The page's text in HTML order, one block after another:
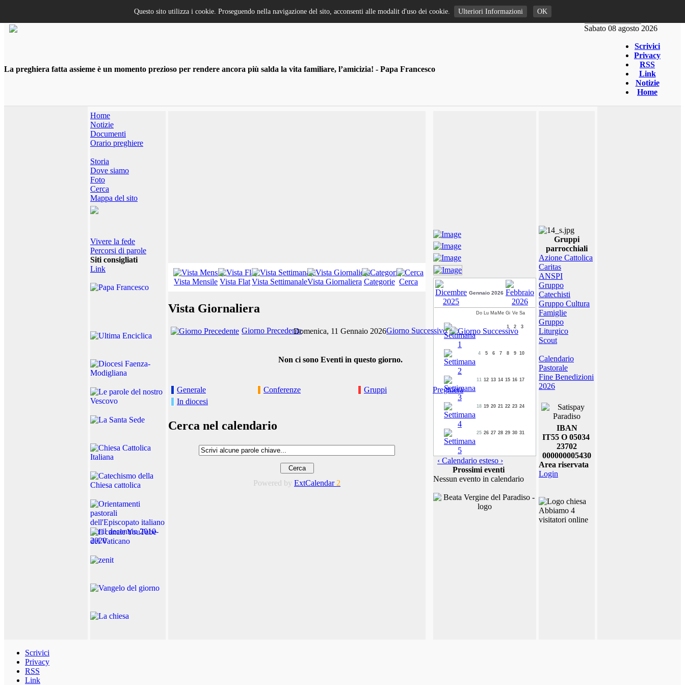
Sabato 08 agosto 2026
La preghiera fatta assieme è un momento prezioso per rendere ancora più salda la vita familiare, l’amicizia! - Papa Francesco
Scrivici
Privacy
RSS
Link
Notizie
Home
Home
Notizie
Documenti
Orario preghiere
Storia
Dove siamo
Foto
Cerca
Mappa del sito
Vivere la fede
Percorsi di parole
Siti consigliati
Link
Vista Mensile Vista FlatVista SettimanaleVista Giornaliera Categorie Cerca
Vista Giornaliera
Giorno PrecedenteDomenica, 11 Gennaio 2026Giorno Successivo
Non ci sono Eventi in questo giorno.
Generale Conferenze Gruppi
Preghiera
In diocesi
Cerca nel calendario
Powered by ExtCalendar 2
Gennaio 2026
Do Lu Ma Me Gi Ve Sa
1 2 3
4 5 6 7 8 9 10
11 12 13 14 15 16 17
18 19 20 21 22 23 24
25 26 27 28 29 30 31
‹ Calendario esteso ›
Prossimi eventi
Nessun evento in calendario
Gruppi
parrocchiali
Azione Cattolica
Caritas
ANSPI
Gruppo
Catechisti
Gruppo Cultura
Famiglie
Gruppo
Liturgico
Scout
Calendario
Pastorale
Fine Benedizioni
2026
IBAN
IT55 O 05034
23702
000000005430
Area riservata
Login
Abbiamo 4
visitatori online
Scrivici
Privacy
RSS
Link
Questo sito utilizza i cookie. Proseguendo nella navigazione del sito, acconsenti alle modalit d'uso dei cookie. Ulteriori Informazioni OK